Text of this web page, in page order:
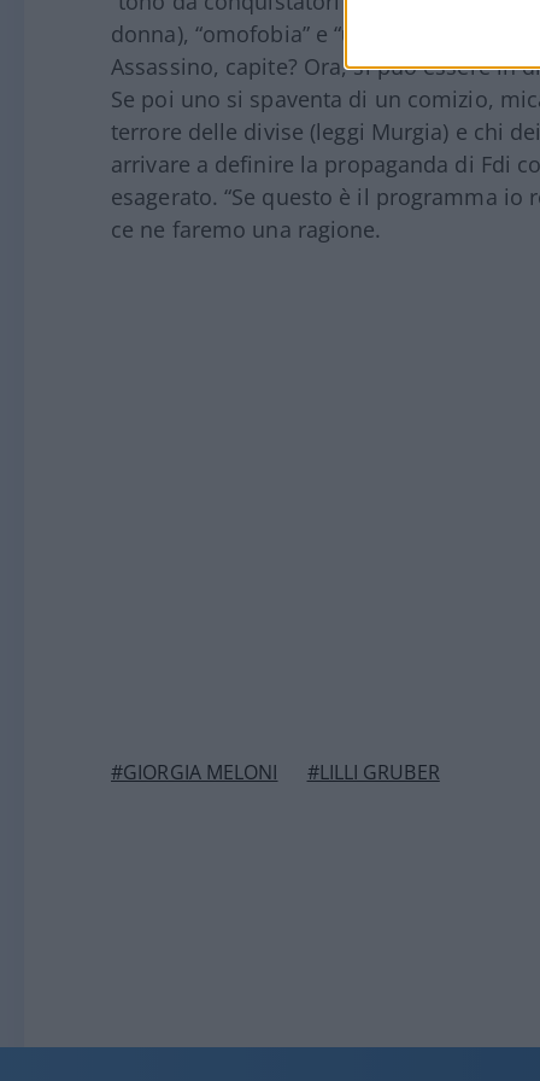
donna), “omofobia” e “una propaganda
Assassino, capite? Ora, si può essere in
Se poi uno si spaventa di un comizio,
terrore delle divise (leggi Murgia) e chi
arrivare a definire la propaganda di Fdi
esagerato. “Se questo è il programma io
ce ne faremo una ragione.
#GIORGIA MELONI #LILLI GRUBER